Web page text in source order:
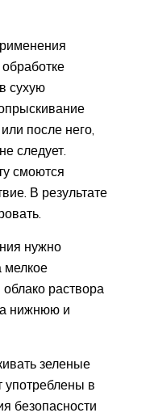
сухую
после него,
следует.
смоются
В результате
нужно
мелкое
раствора
нижнюю и
зеленые
употреблены в
безопасности